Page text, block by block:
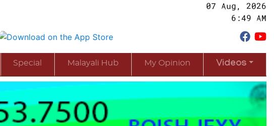
07 Aug, 2026
6:49 AM
Special Malayali Hub My Opinion Videos